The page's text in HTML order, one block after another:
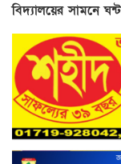
বিদ্যালয়ের সামনে